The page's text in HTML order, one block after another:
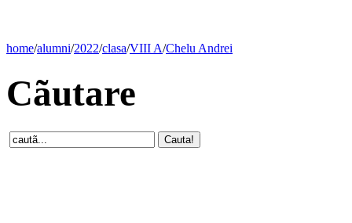
home/alumni/2022/clasa/VIII A/Chelu Andrei
Cãutare